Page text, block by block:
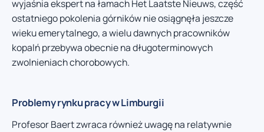
wyjaśnia ekspert na łamach Het Laatste Nieuws, część
ostatniego pokolenia górników nie osiągnęła jeszcze
wieku emerytalnego, a wielu dawnych pracowników
kopalń przebywa obecnie na długoterminowych
zwolnieniach chorobowych.
Problemy rynku pracy w Limburgii
Profesor Baert zwraca również uwagę na relatywnie